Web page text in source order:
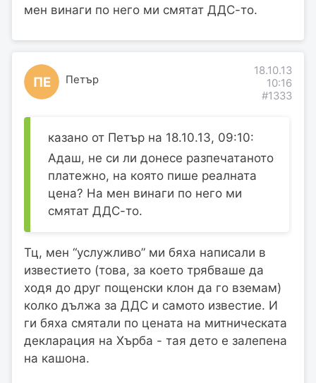
мен винаги по него ми смятат ДДС-то.
ПЕ Петър
18.10.13
10:16
#1333
казано от Петър на 18.10.13, 09:10:
Адаш, не си ли донесе разпечатаното
платежно, на която пише реалната
цена? На мен винаги по него ми
смятат ДДС-то.
Тц, мен “услужливо” ми бяха написали в
известието (това, за което трябваше да
ходя до друг пощенски клон да го вземам)
колко дължа за ДДС и самото известие. И
ги бяха смятали по цената на митническата
декларация на Хърба - тая дето е залепена
на кашона.